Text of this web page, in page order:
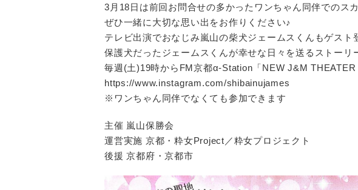
3月18日は前回お問合せの多かったワンちゃん同伴でのス
ぜひ一緒に大切な思い出をお作りください♪
テレビ出演でおなじみ嵐山の柴犬ジェームスくんもゲスト
保護犬だったジェームスくんが幸せな日々を送るストーリ
毎週(土)19時からFM京都α-Station「NEW J&M THEATER
https://www.instagram.com/shibainujames
※ワンちゃん同伴でなくても参加できます
主催 嵐山保勝会
運営実施 京都・粋女Project／粋女プロジェクト
後援 京都府・京都市